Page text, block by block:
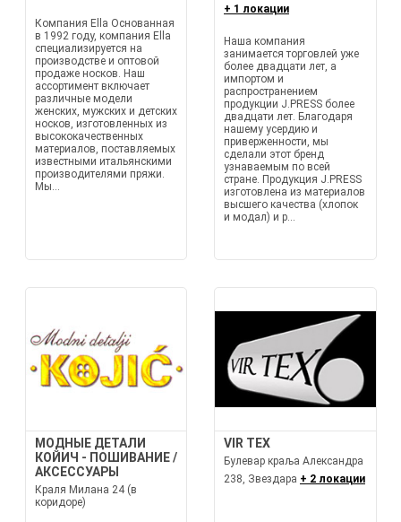
Компания Ella Основанная
в 1992 году, компания Ella
специализируется на
производстве и оптовой
продаже носков. Наш
ассортимент включает
различные модели
женских, мужских и детских
носков, изготовленных из
высококачественных
материалов, поставляемых
известными итальянскими
производителями пряжи.
Мы...
+ 1 локации
Наша компания
занимается торговлей уже
более двадцати лет, а
импортом и
распространением
продукции J.PRESS более
двадцати лет. Благодаря
нашему усердию и
приверженности, мы
сделали этот бренд
узнаваемым по всей
стране. Продукция J.PRESS
изготовлена из материалов
высшего качества (хлопок
и модал) и р...
МОДНЫЕ ДЕТАЛИ
КОЙИЧ - ПОШИВАНИЕ /
АКСЕССУАРЫ
Краля Милана 24 (в
коридоре)
VIR TEX
Булевар краља Александра
238, Звездара + 2 локации